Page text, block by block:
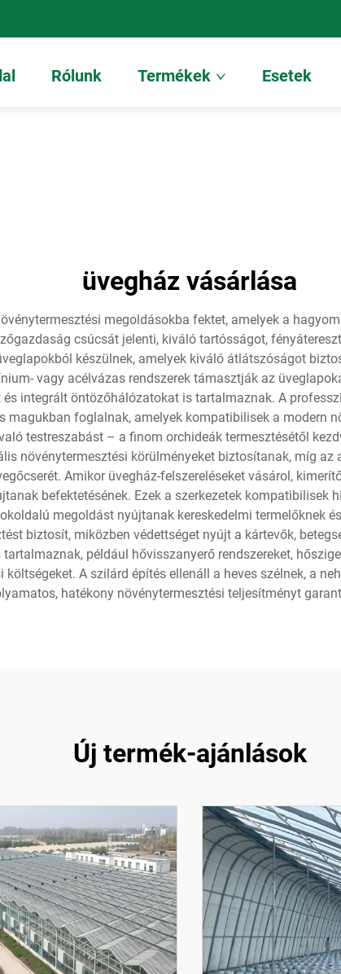
Rólunk Termékek Esetek
üvegház vásárlása
megoldásokba fektet, amelyek a
csúcsát jelenti, kiváló tartósságot,
készülnek, amelyek kiváló átlátszóságot
vagy acélvázas rendszerek támasztják az
integrált öntözőhálózatokat is tartalmaznak. A
magukban foglalnak, amelyek kompatibilisek a modern
testreszabást – a finom orchideák termesztésétől
növénytermesztési körülményeket biztosítanak, míg
Amikor üvegház-felszereléseket vásárol,
befektetésének. Ezek a szerkezetek kompatibilisek
megoldást nyújtanak kereskedelmi termelőknek
biztosít, miközben védettséget nyújt a kártevők,
például hővisszanyerő rendszereket,
A szilárd építés ellenáll a heves szélnek, a
hatékony növénytermesztési teljesítményt
Új termék-ajánlások